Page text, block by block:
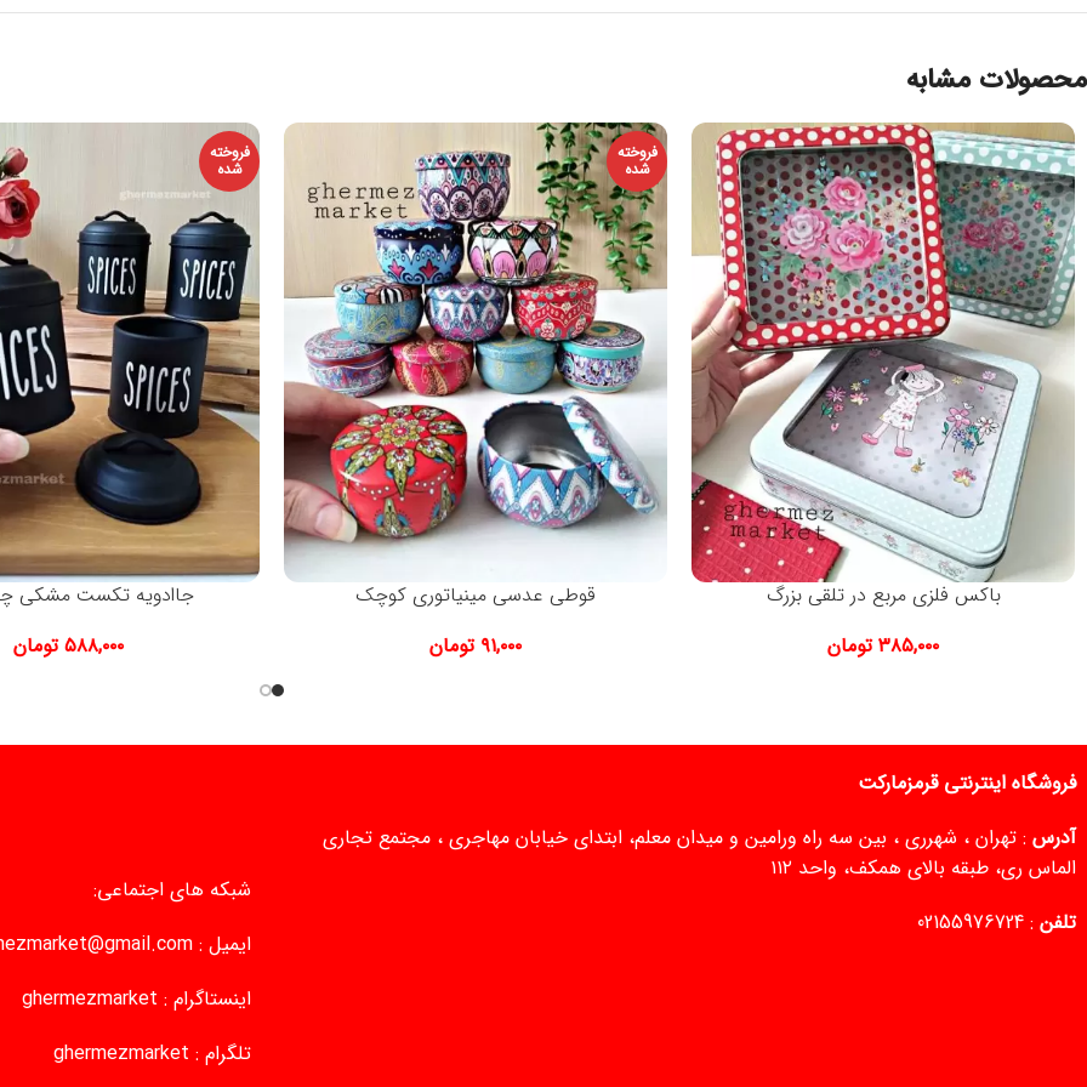
محصولات مشابه
باکس فلزی مربع در تلقی بزرگ
۳۸۵,۰۰۰ تومان
فروخته
شده
قوطی عدسی مینیاتوری کوچک
۹۱,۰۰۰ تومان
فروخته
شده
جاادویه تکست مشکی
۵۸۸,۰۰۰ تومان
فروشگاه اینترنتی قرمزمارکت
آدرس : تهران ، شهرری ، بین سه راه ورامین و میدان معلم، ابتدای خیابان مهاجری ، مجتمع تجاری
الماس ری، طبقه بالای همکف، واحد ۱۱۲
تلفن :
02155976724
شبکه های اجتماعی:
ایمیل :
اینستاگرام : ghermezmarket
تلگرام : ghermezmarket